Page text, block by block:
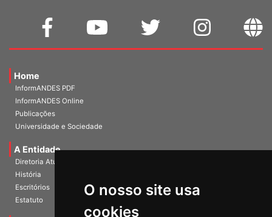
O nosso site usa
cookies
Home
InformANDES PDF
InformANDES Online
Publicações
Universidade e Sociedade
A Entidade
Diretoria Atual
História
Escritórios
Estatuto